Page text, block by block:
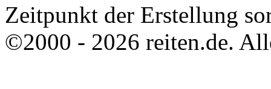
Zeitpunkt der Erstellung
©2000 - 2026 reiten.de.